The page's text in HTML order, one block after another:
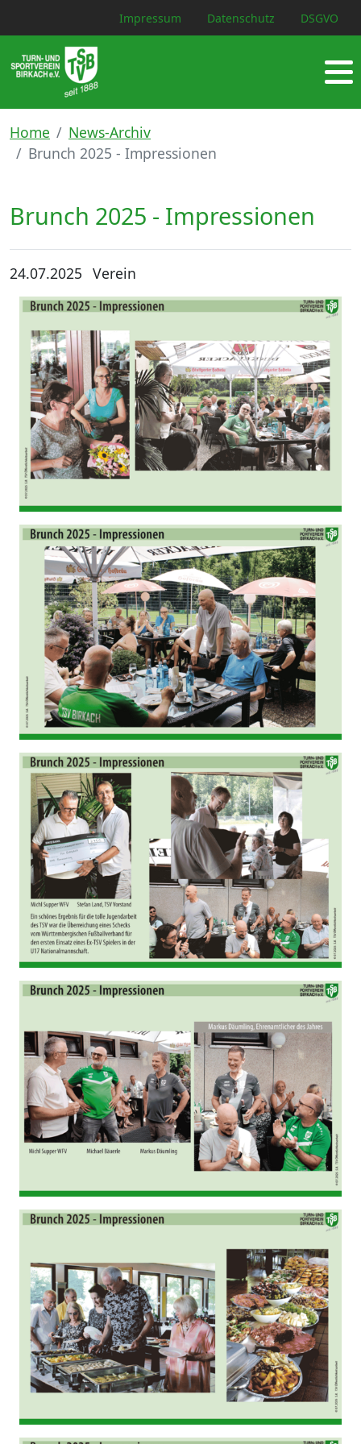
Impressum Datenschutz DSGVO
Home
News-Archiv
Brunch 2025 - Impressionen
Brunch 2025 - Impressionen
24.07.2025 Verein